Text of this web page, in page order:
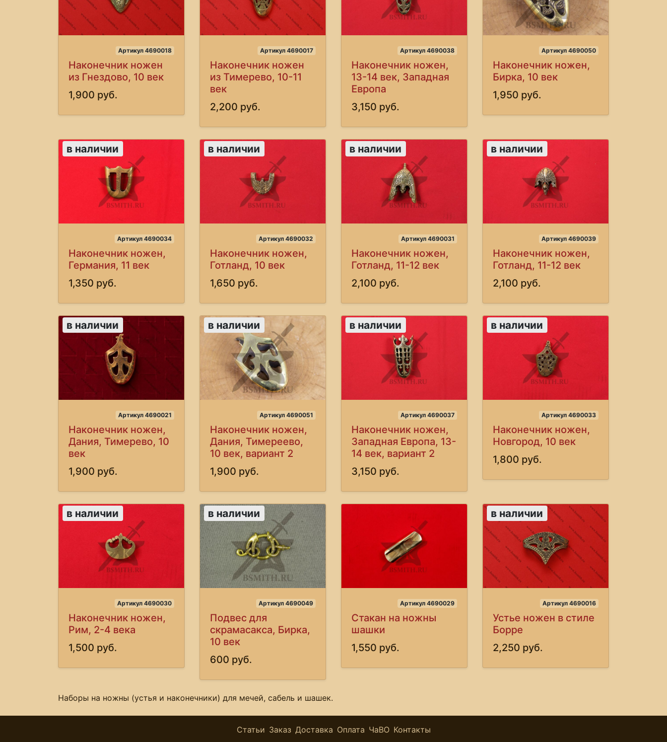
Артикул 4690018
Наконечник ножен
из Гнездово, 10 век
1,900 руб.
Артикул 4690017
Наконечник ножен
из Тимерево, 10-11
век
2,200 руб.
Артикул 4690038
Наконечник ножен,
13-14 век, Западная
Европа
3,150 руб.
Артикул 4690050
Наконечник ножен,
Бирка, 10 век
1,950 руб.
в наличии
Артикул 4690034
Наконечник ножен,
Германия, 11 век
1,350 руб.
в наличии
Артикул 4690032
Наконечник ножен,
Готланд, 10 век
1,650 руб.
в наличии
Артикул 4690031
Наконечник ножен,
Готланд, 11-12 век
2,100 руб.
в наличии
Артикул 4690039
Наконечник ножен,
Готланд, 11-12 век
2,100 руб.
в наличии
Артикул 4690021
Наконечник ножен,
Дания, Тимерево, 10
век
1,900 руб.
в наличии
Артикул 4690051
Наконечник ножен,
Дания, Тимереево,
10 век, вариант 2
1,900 руб.
в наличии
Артикул 4690037
Наконечник ножен,
Западная Европа, 13-
14 век, вариант 2
3,150 руб.
в наличии
Артикул 4690033
Наконечник ножен,
Новгород, 10 век
1,800 руб.
в наличии
Артикул 4690030
Наконечник ножен,
Рим, 2-4 века
1,500 руб.
в наличии
Артикул 4690049
Подвес для
скрамасакса, Бирка,
10 век
600 руб.
Артикул 4690029
Стакан на ножны
шашки
1,550 руб.
в наличии
Артикул 4690016
Устье ножен в стиле
Борре
2,250 руб.
Наборы на ножны (устья и наконечники) для мечей, сабель и шашек.
Статьи Заказ Доставка Оплата ЧаВО Контакты